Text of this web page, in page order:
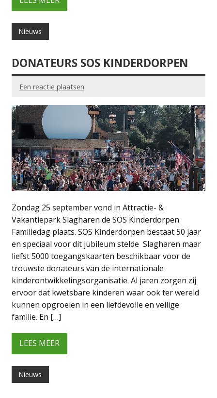
Nieuws
DONATEURS SOS KINDERDORPEN
Een reactie plaatsen
Zondag 25 september vond in Attractie- &
Vakantiepark Slagharen de SOS Kinderdorpen
Familiedag plaats. SOS Kinderdorpen bestaat 50 jaar
en speciaal voor dit jubileum stelde Slagharen maar
liefst 5000 toegangskaarten beschikbaar voor de
trouwste donateurs van de internationale
kinderontwikkelingsorganisatie. Al jaren zorgen zij
ervoor dat kwetsbare kinderen waar ook ter wereld
kunnen opgroeien in een liefdevolle en veilige
familie. En […]
LEES MEER
Nieuws